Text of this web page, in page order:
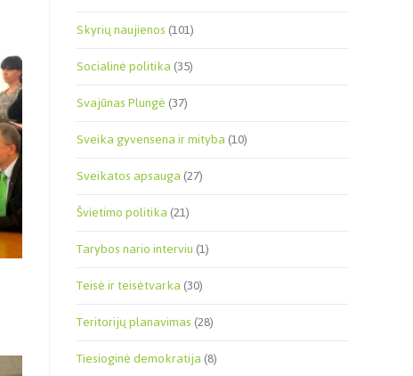
Skyrių naujienos(101)
Socialinė politika(35)
Svajūnas Plungė(37)
Sveika gyvensena ir mityba(10)
Sveikatos apsauga(27)
Švietimo politika(21)
Tarybos nario interviu(1)
Teisė ir teisėtvarka(30)
Teritorijų planavimas(28)
Tiesioginė demokratija(8)